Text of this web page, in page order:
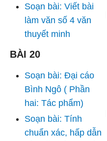
Soạn bài: Viết bài
làm văn số 4 văn
thuyết minh
BÀI 20
Soạn bài: Đại cáo
Bình Ngô ( Phần
hai: Tác phẩm)
Soạn bài: Tính
chuẩn xác, hấp dẫn